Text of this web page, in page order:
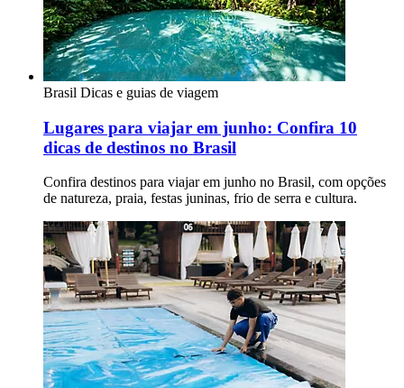
Brasil Dicas e guias de viagem
Lugares para viajar em junho: Confira 10
dicas de destinos no Brasil
Confira destinos para viajar em junho no Brasil, com opções
de natureza, praia, festas juninas, frio de serra e cultura.